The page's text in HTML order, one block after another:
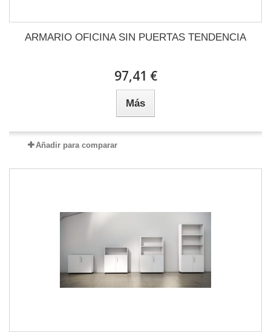
ARMARIO OFICINA SIN PUERTAS TENDENCIA
97,41 €
Más
Añadir para comparar